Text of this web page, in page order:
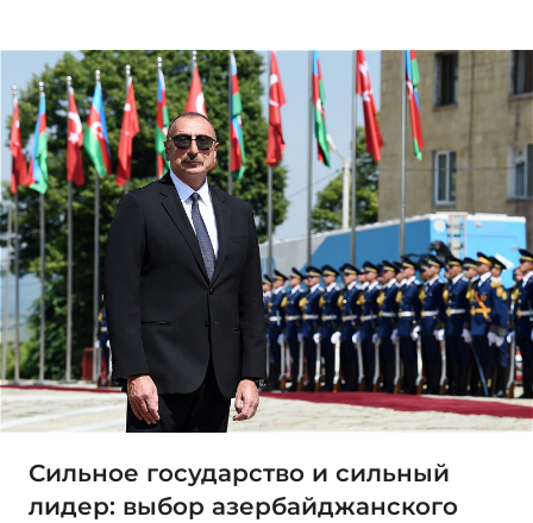
Сильное государство и сильный
лидер: выбор азербайджанского